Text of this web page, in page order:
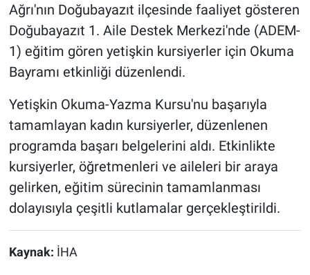
Ağrı'nın Doğubayazıt ilçesinde faaliyet gösteren
Doğubayazıt 1. Aile Destek Merkezi'nde (ADEM-
1) eğitim gören yetişkin kursiyerler için Okuma
Bayramı etkinliği düzenlendi.
Yetişkin Okuma-Yazma Kursu'nu başarıyla
tamamlayan kadın kursiyerler, düzenlenen
programda başarı belgelerini aldı. Etkinlikte
kursiyerler, öğretmenleri ve aileleri bir araya
gelirken, eğitim sürecinin tamamlanması
dolayısıyla çeşitli kutlamalar gerçekleştirildi.
Kaynak: İHA